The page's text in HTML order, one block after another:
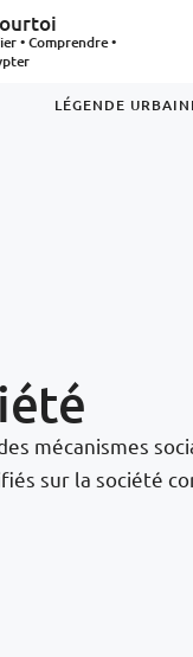
• Comprendre •
LÉGENDE
mécanismes
sur la société